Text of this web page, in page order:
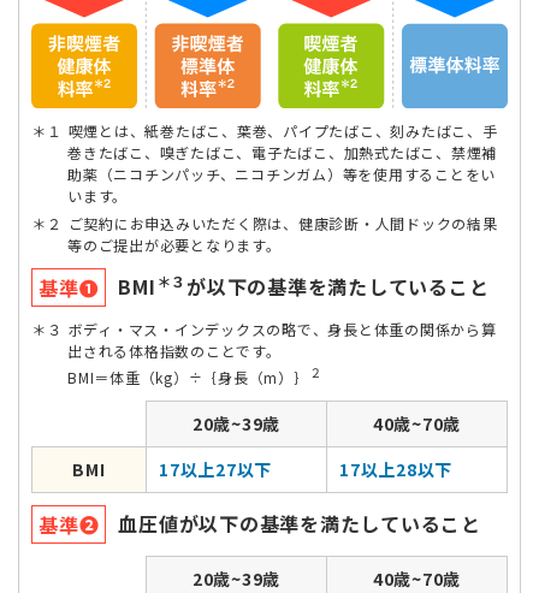
１
喫煙とは、紙巻たばこ、葉巻、パイプたばこ、刻みたばこ、手
巻きたばこ、嗅ぎたばこ、電子たばこ、加熱式たばこ、禁煙補
助薬（ニコチンパッチ、ニコチンガム）等を使用することをい
います。
２
ご契約にお申込みいただく際は、健康診断・人間ドックの結果
等のご提出が必要となります。
基準❶ BMI ＊３ が以下の基準を満たしていること
３ ボディ・マス・インデックスの略で、身長と体重の関係から算
出される体格指数のことです。
BMI＝体重（kg）÷｛身長（m）｝
２
20歳~39歳
40歳~70歳
BMI
17以上27以下 17以上28以下
基準❷ 血圧値が以下の基準を満たしていること
20歳~39歳
40歳~70歳